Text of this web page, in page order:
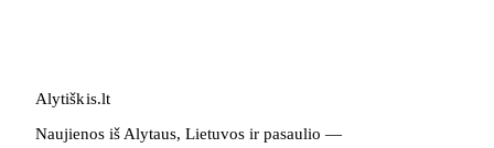
Alytiškis.lt
Naujienos iš Alytaus, Lietuvos ir pasaulio —